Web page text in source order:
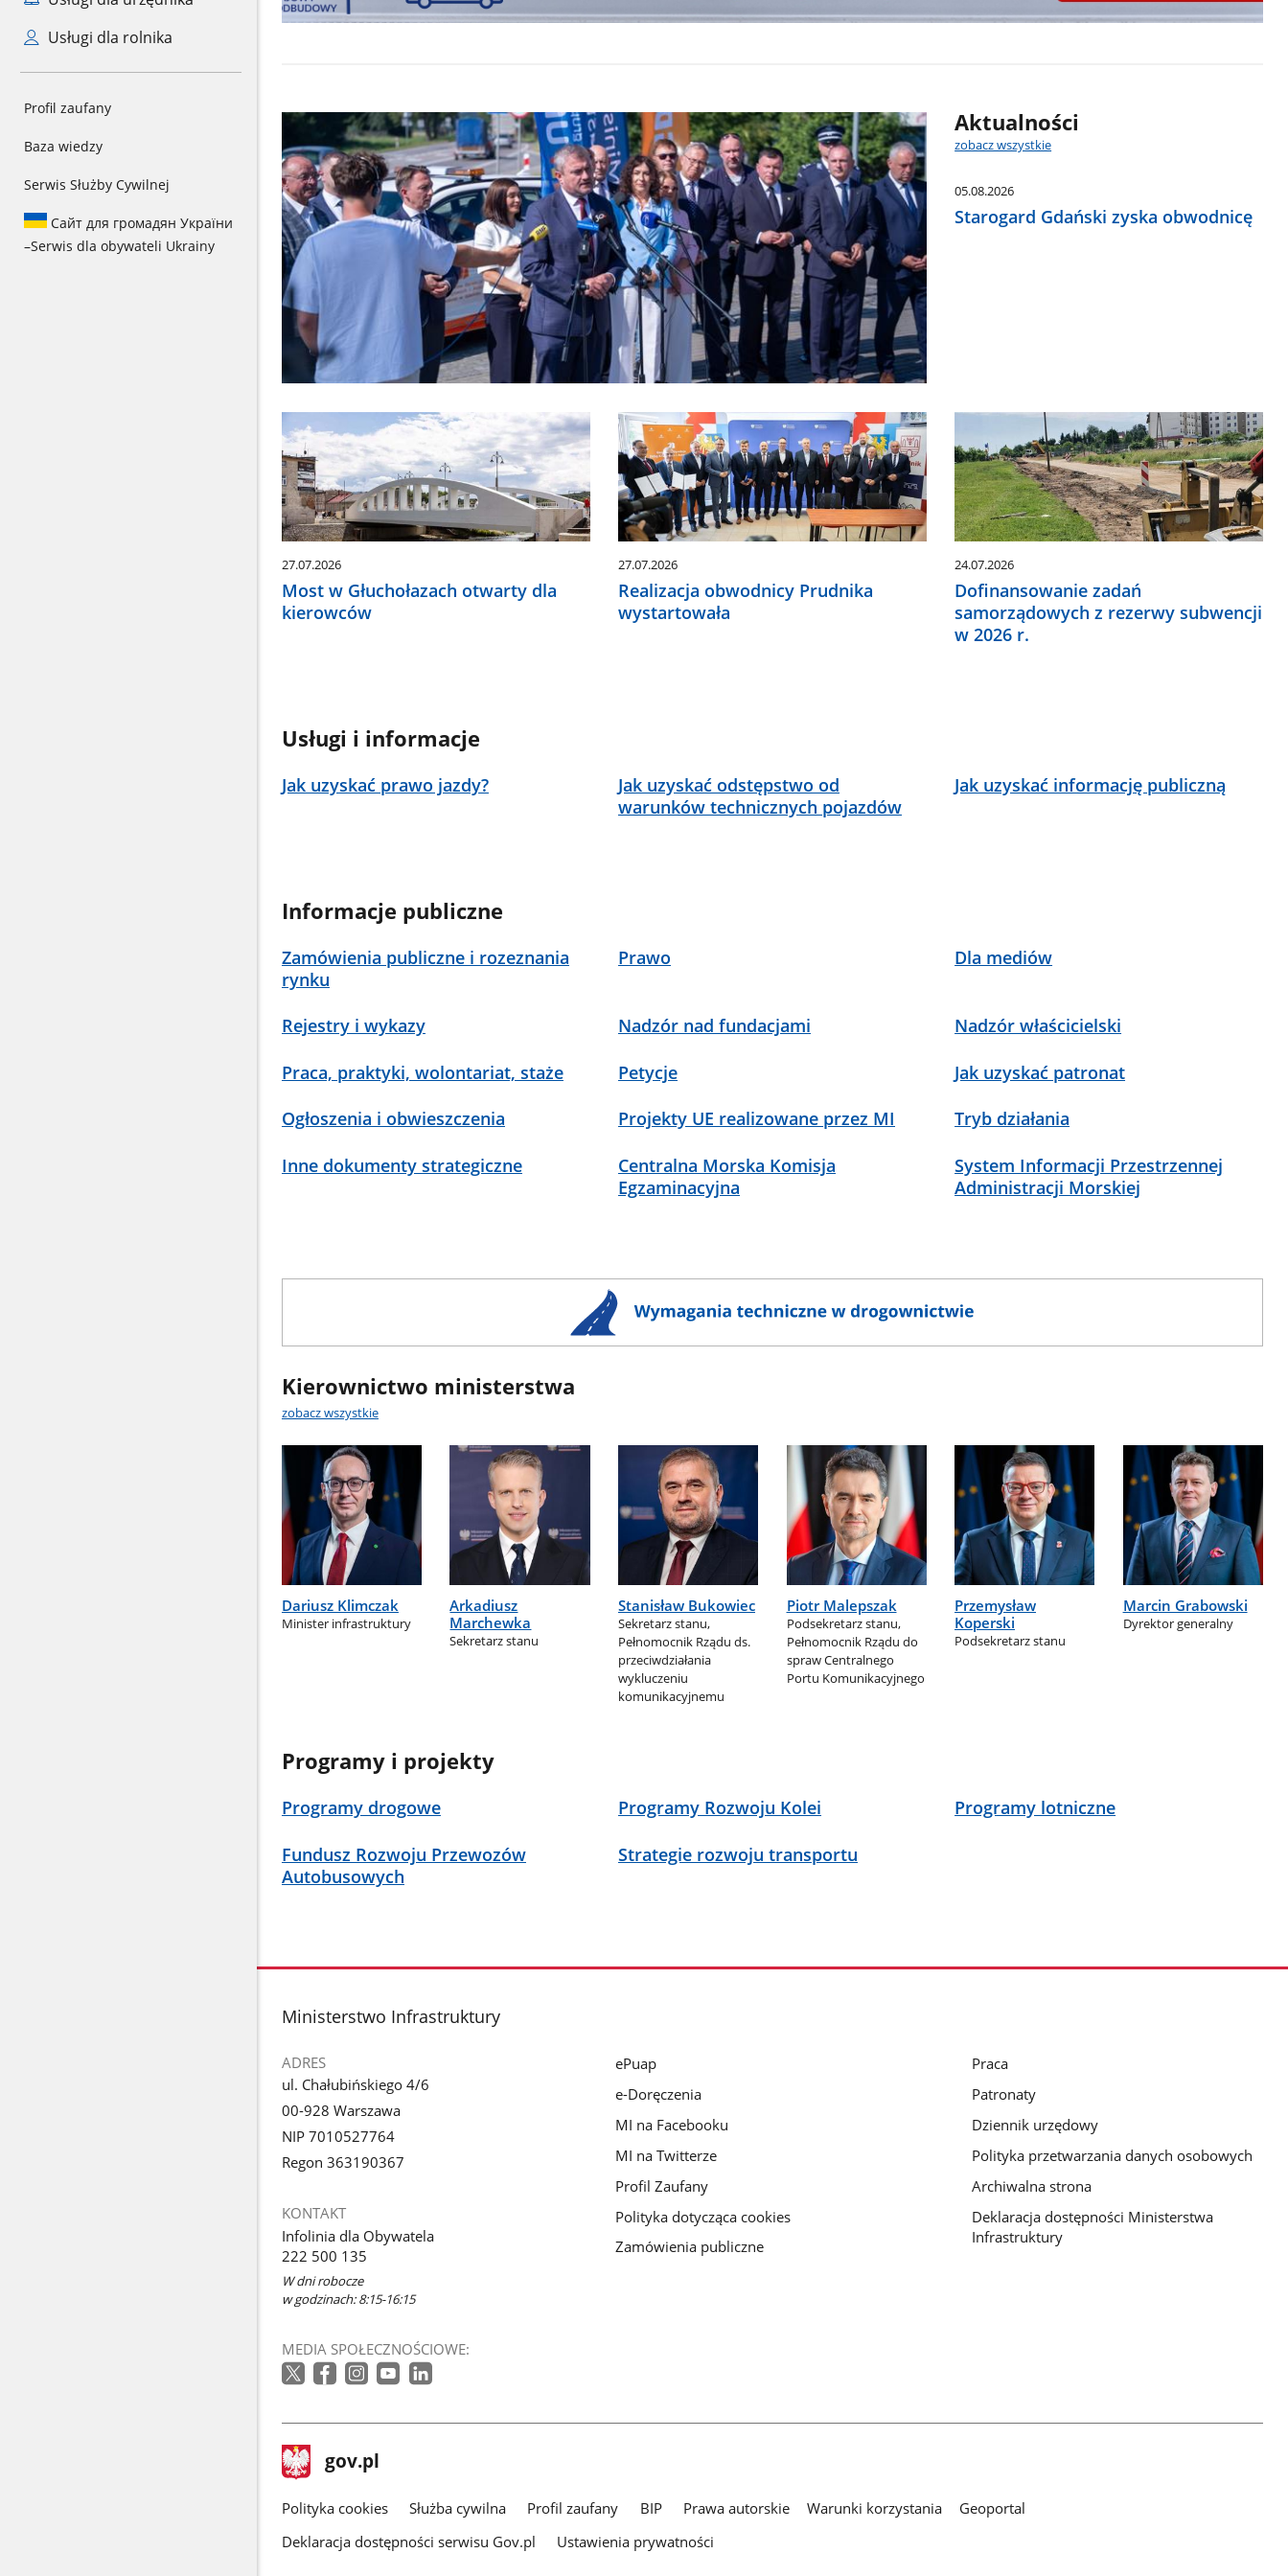
Usługi dla rolnika
Profil zaufany
Baza wiedzy
Serwis Służby Cywilnej
Сайт для громадян України
–Serwis dla obywateli Ukrainy
Aktualności
zobacz wszystkie
05.08.2026
Starogard Gdański zyska obwodnicę
27.07.2026
Most w Głuchołazach otwarty dla
kierowców
27.07.2026
Realizacja obwodnicy Prudnika
wystartowała
24.07.2026
Dofinansowanie zadań
samorządowych z rezerwy subwencji
w 2026 r.
Usługi i informacje
Jak uzyskać prawo jazdy?
Jak uzyskać odstępstwo od
warunków technicznych pojazdów
Jak uzyskać informację publiczną
Informacje publiczne
Zamówienia publiczne i rozeznania
rynku
Prawo Dla mediów
Rejestry i wykazy Nadzór nad fundacjami Nadzór właścicielski
Praca, praktyki, wolontariat, staże Petycje Jak uzyskać patronat
Ogłoszenia i obwieszczenia Projekty UE realizowane przez MI Tryb działania
Inne dokumenty strategiczne
Centralna Morska Komisja
Egzaminacyjna
System Informacji Przestrzennej
Administracji Morskiej
Kierownictwo ministerstwa
zobacz wszystkie
Dariusz Klimczak
Minister infrastruktury
Arkadiusz
Marchewka
Sekretarz stanu
Stanisław Bukowiec
Sekretarz stanu,
Pełnomocnik Rządu ds.
przeciwdziałania
wykluczeniu
komunikacyjnemu
Piotr Malepszak
Podsekretarz stanu,
Pełnomocnik Rządu do
spraw Centralnego
Portu Komunikacyjnego
Przemysław
Koperski
Podsekretarz stanu
Marcin Grabowski
Dyrektor generalny
Programy i projekty
Programy drogowe Programy Rozwoju Kolei Programy lotniczne
Fundusz Rozwoju Przewozów
Autobusowych
Strategie rozwoju transportu
stopka
Ministerstwo Infrastruktury
ADRES
ul. Chałubińskiego 4/6
00-928 Warszawa
NIP 7010527764
Regon 363190367
KONTAKT
Infolinia dla Obywatela
222 500 135
W dni robocze
w godzinach: 8:15-16:15
MEDIA SPOŁECZNOŚCIOWE:
ePuap
e-Doręczenia
MI na Facebooku
MI na Twitterze
Profil Zaufany
Polityka dotycząca cookies
Zamówienia publiczne
Praca
Patronaty
Dziennik urzędowy
Polityka przetwarzania danych osobowych
Archiwalna strona
Deklaracja dostępności Ministerstwa
Infrastruktury
stopka
gov.pl Strona
gov.pl
gov.pl
Polityka cookies Służba cywilna Profil zaufany BIP Prawa autorskie Warunki korzystania
Geoportal
Deklaracja dostępności serwisu Gov.pl
Ustawienia prywatności